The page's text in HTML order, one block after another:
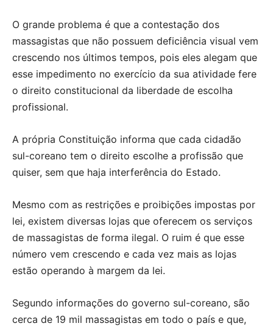
O grande problema é que a contestação dos
massagistas que não possuem deficiência visual vem
crescendo nos últimos tempos, pois eles alegam que
esse impedimento no exercício da sua atividade fere
o direito constitucional da liberdade de escolha
profissional.
A própria Constituição informa que cada cidadão
sul-coreano tem o direito escolhe a profissão que
quiser, sem que haja interferência do Estado.
Mesmo com as restrições e proibições impostas por
lei, existem diversas lojas que oferecem os serviços
de massagistas de forma ilegal. O ruim é que esse
número vem crescendo e cada vez mais as lojas
estão operando à margem da lei.
Segundo informações do governo sul-coreano, são
cerca de 19 mil massagistas em todo o país e que,